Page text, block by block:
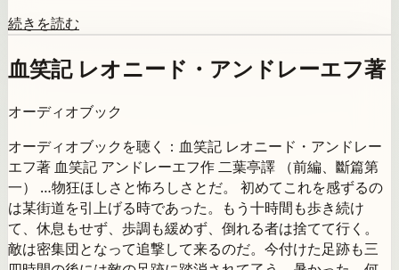
続きを読む
血笑記 レオニード・アンドレーエフ著
オーディオブック
オーディオブックを聴く：血笑記 レオニード・アンドレー
エフ著 血笑記 アンドレーエフ作 二葉亭譯 （前編、斷篇第
一） …物狂ほしさと怖ろしさとだ。 初めてこれを感ずるの
は某街道を引上げる時であった。もう十時間も歩き続け
て、休息もせず、歩調も緩めず、倒れる者は捨てて行く。
敵は密集団となって追撃して来るのだ。今付けた足跡も三